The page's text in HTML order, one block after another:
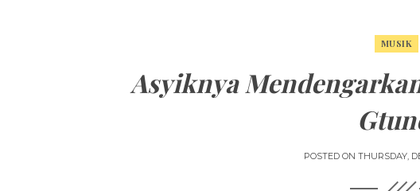
MUSIK
Asyiknya
POSTED ON THURSDAY,